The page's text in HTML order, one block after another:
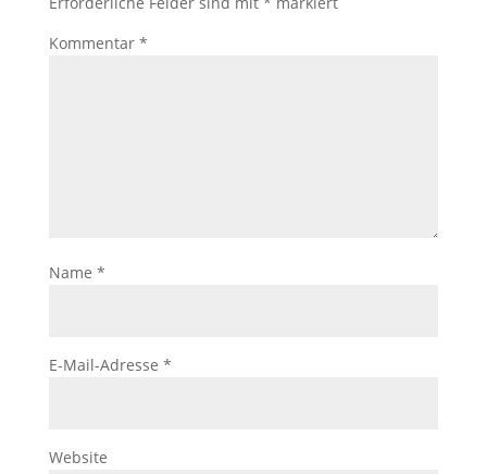
Kommentar *
Name *
E-Mail-Adresse *
Website